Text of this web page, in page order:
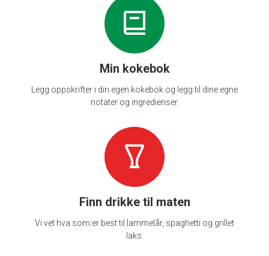
Min kokebok
Legg oppskrifter i din egen kokebok og legg til dine egne
notater og ingredienser.
Finn drikke til maten
Vi vet hva som er best til lammelår, spaghetti og grillet
laks.